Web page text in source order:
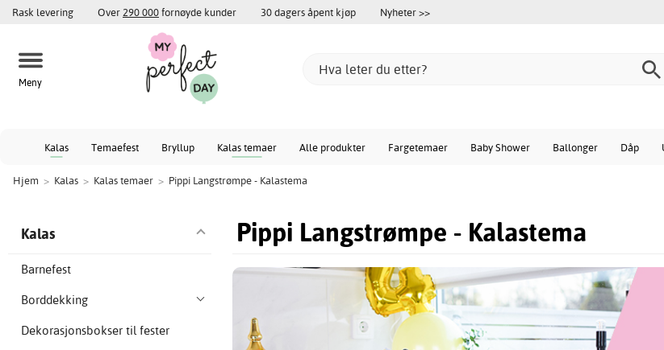
Rask levering Over 290 000fornøyde kunder 30 dagers åpent kjøp Nyheter >>
Meny
Kalas Temaefest Bryllup Kalas temaer Alle produkter Fargetemaer Baby Shower Ballonger Dåp
Hjem > Kalas > Kalas temaer > Pippi Langstrømpe - Kalastema
Pippi Langstrømpe - Kalastema
Kalas
Barnefest
Borddekking
Dekorasjonsbokser til fester